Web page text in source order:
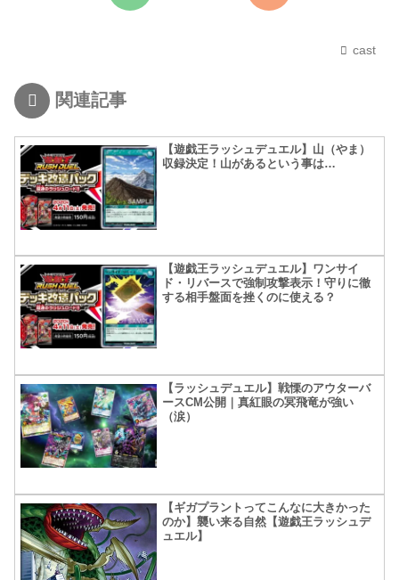
cast
関連記事
【遊戯王ラッシュデュエル】山（やま）
収録決定！山があるという事は…
【遊戯王ラッシュデュエル】ワンサイ
ド・リバースで強制攻撃表示！守りに徹
する相手盤面を挫くのに使える？
【ラッシュデュエル】戦慄のアウターバ
ースCM公開｜真紅眼の冥飛竜が強い
（涙）
【ギガプラントってこんなに大きかった
のか】襲い来る自然【遊戯王ラッシュデ
ュエル】